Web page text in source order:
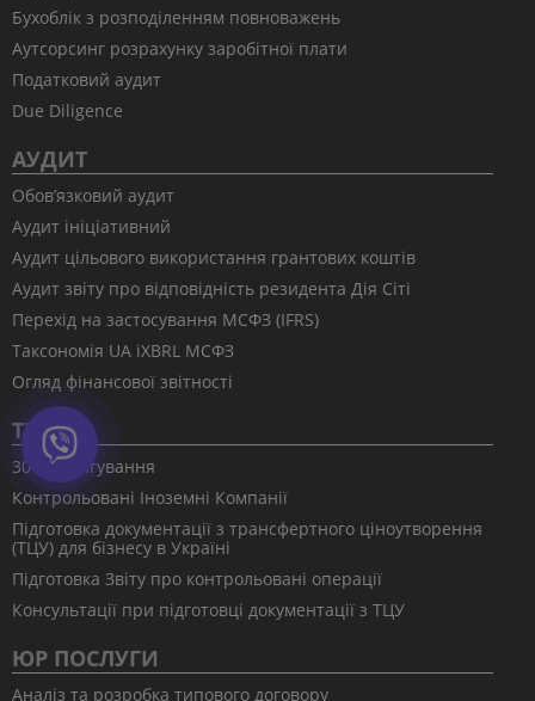
Бухоблік з розподіленням повноважень
Аутсорсинг розрахунку заробітної плати
Податковий аудит
Due Diligence
АУДИТ
Обов’язковий аудит
Аудит ініціативний
Аудит цільового використання грантових коштів
Аудит звіту про відповідність резидента Дія Сіті
Перехід на застосування МСФЗ (IFRS)
Таксономія UA іXBRL МСФЗ
Огляд фінансової звітності
ТЦУ
30% коригування
Контрольовані Іноземні Компанії
Підготовка документації з трансфертного ціноутворення
(ТЦУ) для бізнесу в Україні
Підготовка Звіту про контрольовані операції
Консультації при підготовці документації з ТЦУ
ЮР ПОСЛУГИ
Аналіз та розробка типового договору